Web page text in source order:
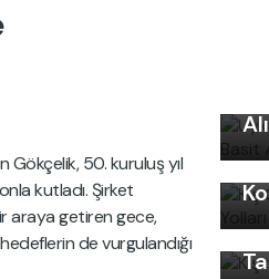
50. kuruluş yıl
kutladı. Şirket
araya getiren gece,
de vurgulandığı